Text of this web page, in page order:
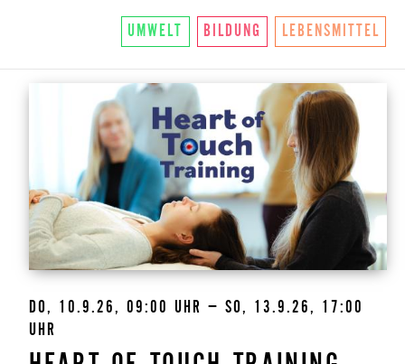
UMWELT BILDUNG LEBENSMITTEL
DO, 10.9.26, 09:00 UHR – SO, 13.9.26, 17:00
UHR